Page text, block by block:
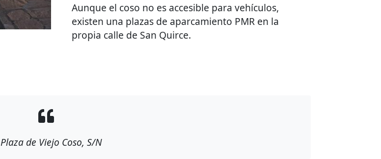
Aunque el coso no es accesible para vehículos,
existen una plazas de aparcamiento PMR en la
propia calle de San Quirce.
Plaza de Viejo Coso, S/N